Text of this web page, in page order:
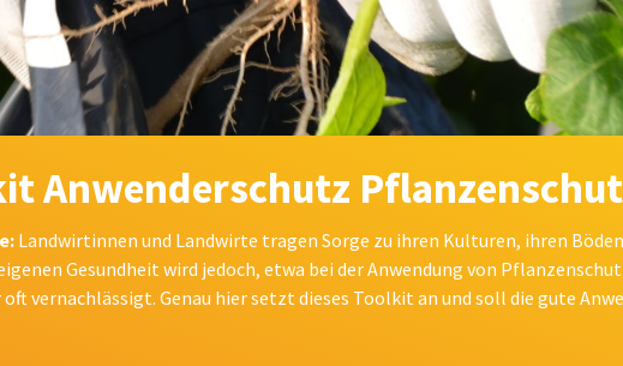
Anwenderschutz
Landwirtinnen und Landwirte tragen Sorge zu ihren Kulturen, ihren
Gesundheit wird jedoch, etwa bei der Anwendung von
vernachlässigt. Genau hier setzt dieses Toolkit an und soll die gute